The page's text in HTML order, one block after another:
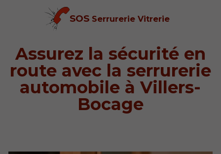
SOSSerrurerie Vitrerie
Assurez la sécurité en
route avec la serrurerie
automobile à Villers-
Bocage